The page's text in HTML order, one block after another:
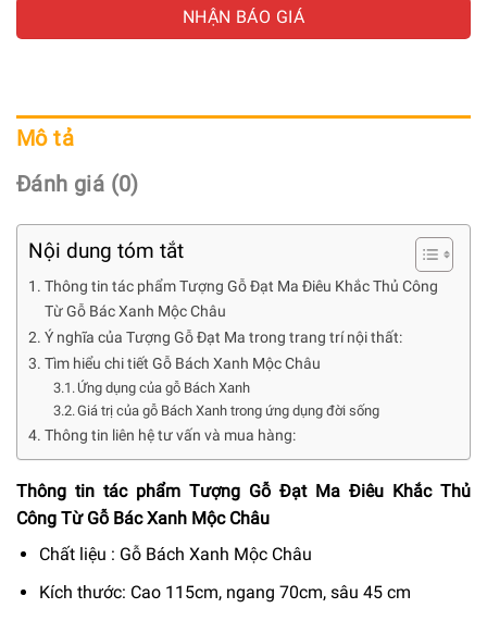
NHẬN BÁO GIÁ
Mô tả
Đánh giá (0)
Nội dung tóm tắt
Thông tin tác phẩm Tượng Gỗ Đạt Ma Điêu Khắc Thủ Công
Từ Gỗ Bác Xanh Mộc Châu
Ý nghĩa của Tượng Gỗ Đạt Ma trong trang trí nội thất:
Tìm hiểu chi tiết Gỗ Bách Xanh Mộc Châu
Ứng dụng của gỗ Bách Xanh
Giá trị của gỗ Bách Xanh trong ứng dụng đời sống
Thông tin liên hệ tư vấn và mua hàng:
Thông tin tác phẩm Tượng Gỗ Đạt Ma Điêu Khắc Thủ
Công Từ Gỗ Bác Xanh Mộc Châu
Chất liệu : Gỗ Bách Xanh Mộc Châu
Kích thước: Cao 115cm, ngang 70cm, sâu 45 cm